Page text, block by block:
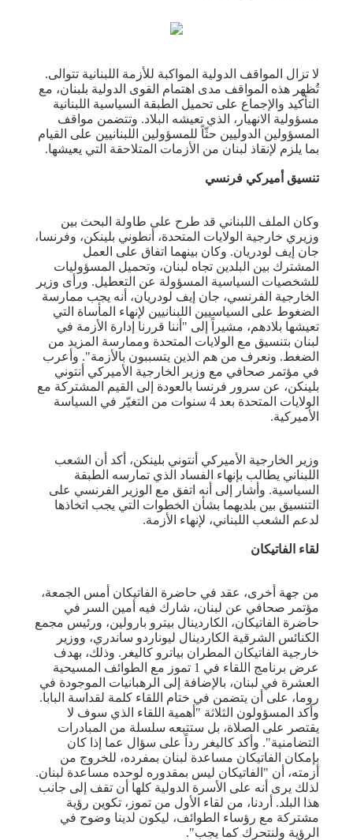
لا تزال المواقف الدولية المواكبة للأزمة اللبنانية تتوالى.
تُظهر هذه المواقف مدى اهتمام القوى الدولية بلبنان، مع
التأكيد والإجماع على تحميل الطبقة السياسية اللبنانية
مسؤولية الانهيار، الذي تعيشه البلاد. وتتضمن مواقف
المسؤولين الدوليين حثّاً للمسؤولين اللبنانيين على القيام
بما يلزم لإنقاذ لبنان من الأزمات المتلاحقة التي يعيشها.
تنسيق أميركي فرنسي
وكان الملف اللبناني قد طرح على طاولة البحث بين
وزيري خارجية الولايات المتحدة، أنطوني بلينكن، وفرنسا،
جان إيف لودريان. وكان بينهما اتفاق على العمل
المشترك بين البلدين تجاه لبنان، وتحميل المسؤوليات
للشخصيات السياسية المسؤولة عن التعطيل. ورأى وزير
الخارجية الفرنسي، ​جان إيف لودريان،​ أنه يجب ممارسة
الضغوط على السياسيين ال​لبنان​يين لإنهاء المأساة التي
تعيشها بلادهم، مشيراً إلى "أننا قررنا إدارة الأزمة في
لبنان بتنسيق مع الولايات المتحدة وممارسة المزيد من
الضغط. ونعرف من هم الذين يتسببون بالأزمة". وأعرب
في مؤتمر صحافي مع وزير الخارجية الأميركي أنتوني
بلينكن، عن سرور فرنسا بالعودة إلى القيم المشتركة مع
الولايات المتحدة بعد 4 سنوات من التغيّر في السياسة​
الأميركية.
وزير الخارجية الأميركي ​أنتوني بلينكن،​ أكد أن ​الشعب
اللبناني​ يطالب بإنهاء الفساد الذي تمارسه الطبقة
السياسية. وأشار إلى أنه اتفق مع الوزير الفرنسي على
التنسيق بين بلديهما بشأن الخطوات التي يجب اتخاذها
لدعم الشعب اللبناني، لإنهاء الأزمة.
لقاء الفاتيكان
من جهة أخرى، عقد في حاضرة الفاتيكان أمس الجمعة،
مؤتمر صحافي عن لبنان، شارك فيه أمين السر في
حاضرة الفاتيكان، الكاردينال بيترو بارولين، ورئيس مجمع
الكنائس الشرقية الكاردينال ليوناردو ساندري، ووزير
خارجية الفاتيكان المطران بياترو كاليغر. وذلك، بهدف
عرض برنامج اللقاء في 1 تموز مع الطوائف المسيحية
العشرة في لبنان، بالإضافة إلى الرهبانيات الموجودة في
روما، على أن يتضمن في ختام اللقاء كلمة لقداسة البابا.
وأكد المسؤولون الثلاثة "أهمية اللقاء الذي سوف لا
يقتصر على الصلاة، بل ستتبعه سلسلة من المبادرات
التضامنية". وأكد كاليغر رداً على سؤال عما إذا كان
بإمكان الفاتيكان مساعدة لبنان بمفرده، للخروج من
أزمته، أن "الفاتيكان ليس بمقدوره لوحده مساعدة لبنان.
لذلك يرى أنه على الأسرة الدولية كلها أن تقف إلى جانب
هذا البلد. أردنا، من لقاء الأول من تموز، تكوين رؤية
مشتركة مع رؤساء الطوائف، ليكون لدينا وضوح في
الرؤية ولنتحرك كما يجب".